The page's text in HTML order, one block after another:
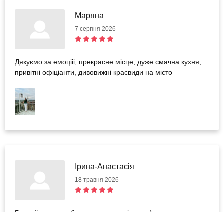
Маряна
7 серпня 2026
Дякуємо за емоцііі, прекрасне місце, дуже смачна кухня,
привітні офіціанти, дивовижні краєвиди на місто
Ірина-Анастасія
18 травня 2026